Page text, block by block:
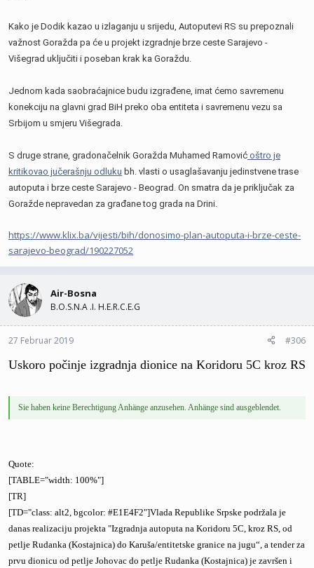
Kako je Dodik kazao u izlaganju u srijedu, Autoputevi RS su prepoznali
važnost Goražda pa će u projekt izgradnje brze ceste Sarajevo -
Višegrad uključiti i poseban krak ka Goraždu.
Jednom kada saobraćajnice budu izgrađene, imat ćemo savremenu
konekciju na glavni grad BiH preko oba entiteta i savremenu vezu sa
Srbijom u smjeru Višegrada.
S druge strane, gradonačelnik Goražda Muhamed Ramović oštro je
kritikovao jučerašnju odluku bh. vlasti o usaglašavanju jedinstvene trase
autoputa i brze ceste Sarajevo - Beograd. On smatra da je priključak za
Goražde nepravedan za građane tog grada na Drini.
https://www.klix.ba/vijesti/bih/donosimo-plan-autoputa-i-brze-ceste-
sarajevo-beograd/190227052
Air-Bosna
B.O.S.N.A .I. H.E.R.C.E.G
27 Februar 2019 #306
Uskoro počinje izgradnja dionice na Koridoru 5C kroz RS
Sie haben keine Berechtigung Anhänge anzusehen. Anhänge sind ausgeblendet.
Quote:
[TABLE="width: 100%"]
[TR]
[TD="class: alt2, bgcolor: #E1E4F2"]Vlada Republike Srpske podržala je
danas realizaciju projekta "Izgradnja autoputa na Koridoru 5C, kroz RS, od
petlje Rudanka (Kostajnica) do Karuša/entitetske granice na jugu“, a tender za
prvu dionicu od petlje Johovac do petlje Rudanka (Kostajnica) je završen i